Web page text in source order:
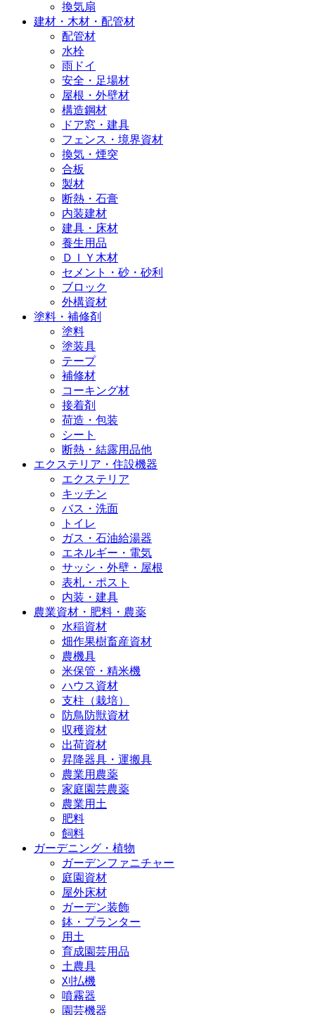
換気扇
建材・木材・配管材
配管材
水栓
雨ドイ
安全・足場材
屋根・外壁材
構造鋼材
ドア窓・建具
フェンス・境界資材
換気・煙突
合板
製材
断熱・石膏
内装建材
建具・床材
養生用品
ＤＩＹ木材
セメント・砂・砂利
ブロック
外構資材
塗料・補修剤
塗料
塗装具
テープ
補修材
コーキング材
接着剤
荷造・包装
シート
断熱・結露用品他
エクステリア・住設機器
エクステリア
キッチン
バス・洗面
トイレ
ガス・石油給湯器
エネルギー・電気
サッシ・外壁・屋根
表札・ポスト
内装・建具
農業資材・肥料・農薬
水稲資材
畑作果樹畜産資材
農機具
米保管・精米機
ハウス資材
支柱（栽培）
防鳥防獣資材
収穫資材
出荷資材
昇降器具・運搬具
農業用農薬
家庭園芸農薬
農業用土
肥料
飼料
ガーデニング・植物
ガーデンファニチャー
庭園資材
屋外床材
ガーデン装飾
鉢・プランター
用土
育成園芸用品
土農具
刈払機
噴霧器
園芸機器